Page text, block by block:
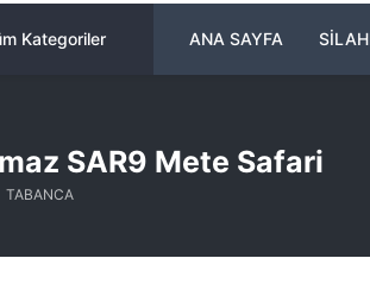
Kategoriler ANA SAYFA
SAR9 Mete Safari
TABANCA